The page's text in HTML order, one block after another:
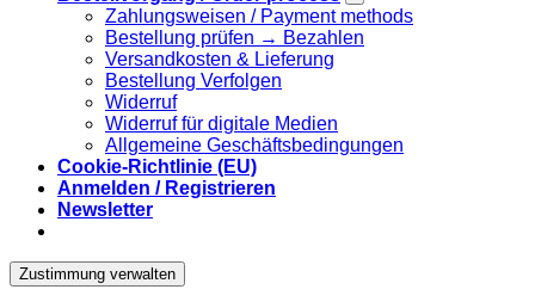
Zahlungsweisen / Payment methods
Bestellung prüfen → Bezahlen
Versandkosten & Lieferung
Bestellung Verfolgen
Widerruf
Widerruf für digitale Medien
Allgemeine Geschäftsbedingungen
Cookie-Richtlinie (EU)
Anmelden / Registrieren
Newsletter
Zustimmung verwalten